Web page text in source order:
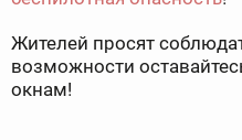
Жителей просят
возможности
окнам!